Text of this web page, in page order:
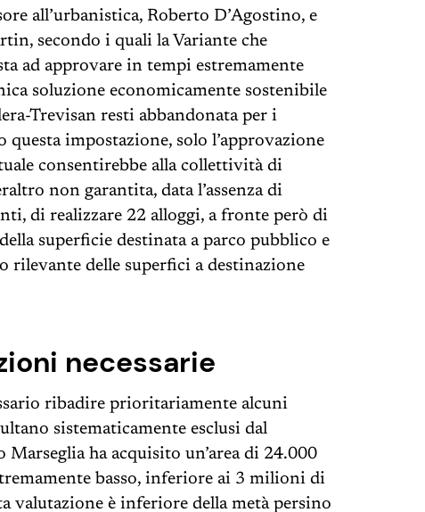
all’urbanistica, Roberto D’Agostino, e
secondo i quali la Variante che
ad approvare in tempi estremamente
soluzione economicamente sostenibile
Trevisan resti abbandonata per i
questa impostazione, solo l’approvazione
consentirebbe alla collettività di
non garantita, data l’assenza di
di realizzare 22 alloggi, a fronte però di
superficie destinata a parco pubblico e
delle superfici a destinazione
necessarie
ribadire prioritariamente alcuni
sistematicamente esclusi dal
ha acquisito un’area di 24.000
basso, inferiore ai 3 milioni di
valutazione è inferiore della metà persino